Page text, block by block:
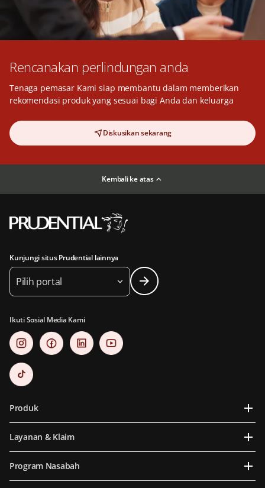
Rencanakan perlindungan anda
Tenaga pemasar Kami siap membantu dalam memberikan
rekomendasi produk yang sesuai bagi Anda dan keluarga
Diskusikan sekarang
Kembali ke atas
Kunjungi situs Prudential lainnya
Pilih portal
Ikuti Sosial Media Kami
Produk
Layanan & Klaim
Program Nasabah